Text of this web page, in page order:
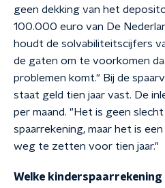
geen dekking van het
100.000 euro van De
houdt de solvabiliteitscijfers
de gaten om te voorkomen
problemen komt." Bij de
staat geld tien jaar vast. De
per maand. "Het is geen
spaarrekening, maar het is
weg te zetten voor tien jaar."
Welke